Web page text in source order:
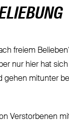
freiem
nur hier hat
gehen mitunter
Verstorbenen